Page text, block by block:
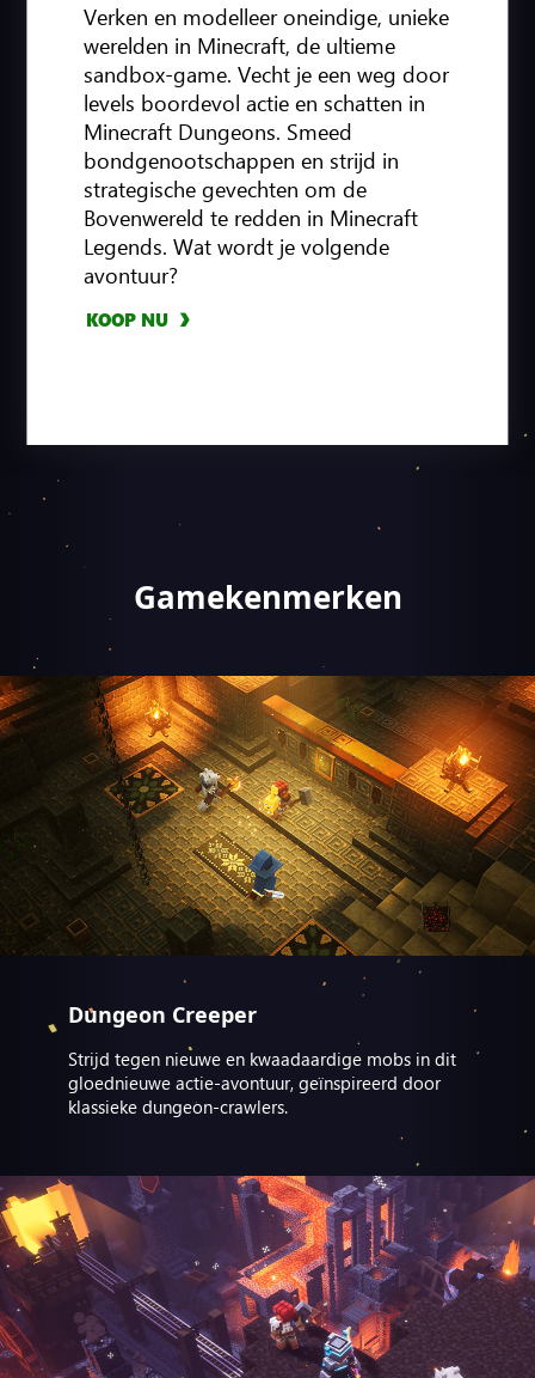
Verken en modelleer oneindige, unieke
werelden in Minecraft, de ultieme
sandbox-game. Vecht je een weg door
levels boordevol actie en schatten in
Minecraft Dungeons. Smeed
bondgenootschappen en strijd in
strategische gevechten om de
Bovenwereld te redden in Minecraft
Legends. Wat wordt je volgende
avontuur?
KOOP NU
Gamekenmerken
Dungeon Creeper
Strijd tegen nieuwe en kwaadaardige mobs in dit
gloednieuwe actie-avontuur, geïnspireerd door
klassieke dungeon-crawlers.